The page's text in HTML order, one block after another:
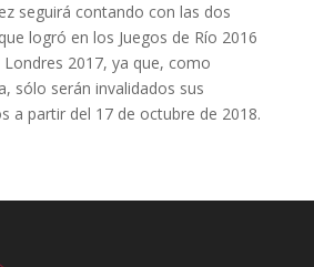
seguirá contando con las dos
logró en los Juegos de Río 2016
2017, ya que, como
sólo serán invalidados sus
a partir del 17 de octubre de 2018.